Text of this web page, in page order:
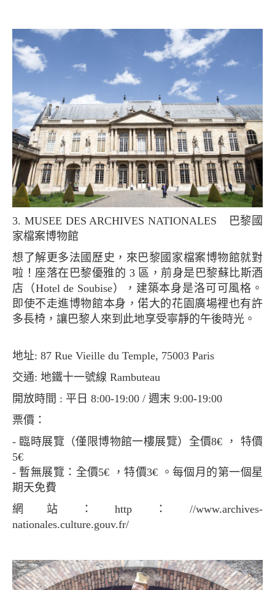
3. MUSEE DES ARCHIVES NATIONALES 巴黎國
家檔案博物館
想了解更多法國歷史，來巴黎國家檔案博物館就對
啦！座落在巴黎優雅的 3 區，前身是巴黎蘇比斯酒
店（Hotel de Soubise），建築本身是洛可可風格。
即使不走進博物館本身，偌大的花園廣場裡也有許
多長椅，讓巴黎人來到此地享受寧靜的午後時光。
地址: 87 Rue Vieille du Temple, 75003 Paris
交通: 地鐵十一號線 Rambuteau
開放時間 : 平日 8:00-19:00 / 週末 9:00-19:00
票價：
- 臨時展覽（僅限博物館一樓展覽）全價8€ ， 特價
5€
- 暫無展覽：全價5€ ，特價3€ 。每個月的第一個星
期天免費
網站：http：//www.archives-
nationales.culture.gouv.fr/